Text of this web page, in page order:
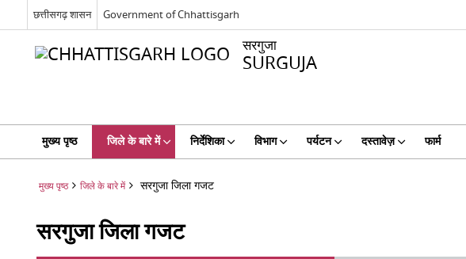
छत्तीसगढ़ शासन Government of Chhattisgarh
सरगुजा
SURGUJA
मुख्य पृष्ठ जिले के बारे में निर्देशिका विभाग पर्यटन दस्तावेज़ फार्म
मुख्य पृष्ठ जिले के बारे में सरगुजा जिला गजट
सरगुजा जिला गजट